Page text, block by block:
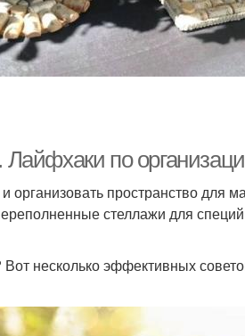
по
организовать пространство для
стеллажи для
несколько эффективных